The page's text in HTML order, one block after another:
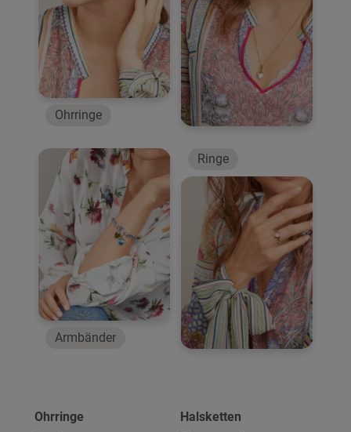
Ohrringe
Armbänder
Ringe
Ohrringe
Halsketten